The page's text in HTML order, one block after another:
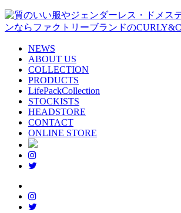
NEWS
ABOUT US
COLLECTION
PRODUCTS
LifePackCollection
STOCKISTS
HEADSTORE
CONTACT
ONLINE STORE